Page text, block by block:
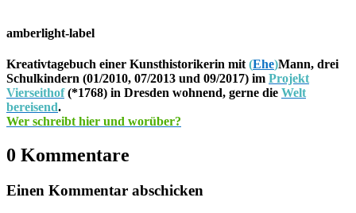
amberlight-label
Kreativtagebuch einer Kunsthistorikerin mit (Ehe)Mann, drei
Schulkindern (01/2010, 07/2013 und 09/2017) im Projekt
Vierseithof(*1768) in Dresden wohnend, gerne die Welt
bereisend.
Wer schreibt hier und worüber?
0 Kommentare
Einen Kommentar abschicken